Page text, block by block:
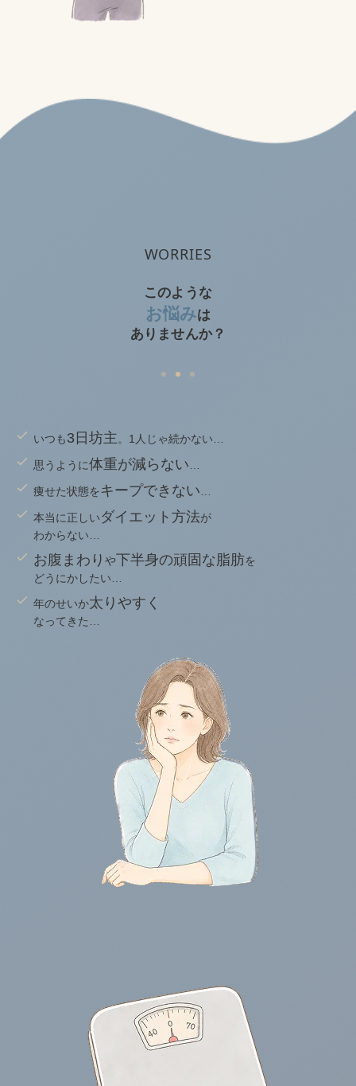
WORRIES
このような
お悩みは
ありませんか？
いつも3日坊主。1人じゃ続かない…
思うように体重が減らない
痩せた状態をキープできない
本当に正しいダイエット方法が
わからない…
お腹まわりや下半身の頑固な脂肪を
どうにかしたい…
年のせいか太りやすく
なってきた…